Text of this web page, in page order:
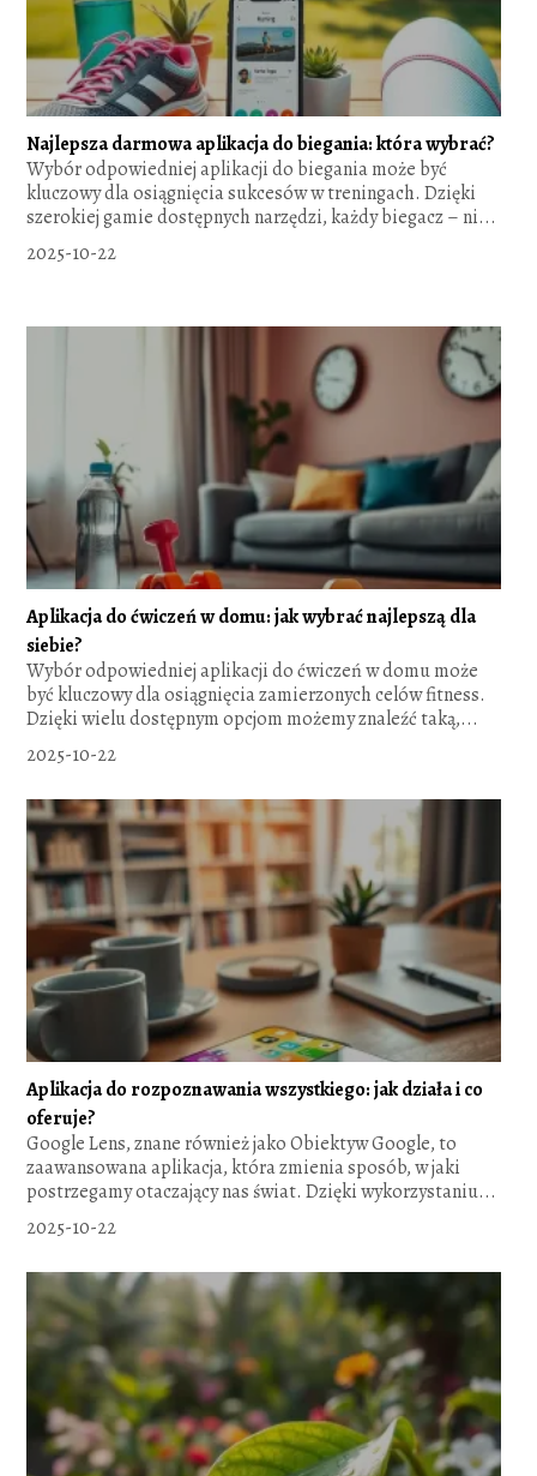
Najlepsza darmowa aplikacja do biegania: która wybrać?
Wybór odpowiedniej aplikacji do biegania może być
kluczowy dla osiągnięcia sukcesów w treningach. Dzięki
szerokiej gamie dostępnych narzędzi, każdy biegacz – ni...
2025-10-22
Aplikacja do ćwiczeń w domu: jak wybrać najlepszą dla
siebie?
Wybór odpowiedniej aplikacji do ćwiczeń w domu może
być kluczowy dla osiągnięcia zamierzonych celów fitness.
Dzięki wielu dostępnym opcjom możemy znaleźć taką,...
2025-10-22
Aplikacja do rozpoznawania wszystkiego: jak działa i co
oferuje?
Google Lens, znane również jako Obiektyw Google, to
zaawansowana aplikacja, która zmienia sposób, w jaki
postrzegamy otaczający nas świat. Dzięki wykorzystaniu...
2025-10-22